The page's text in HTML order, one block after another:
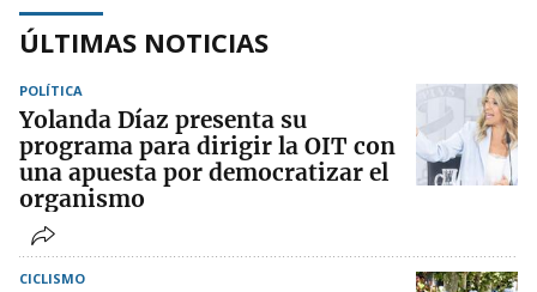
ÚLTIMAS NOTICIAS
POLÍTICA
Yolanda Díaz presenta su
programa para dirigir la OIT con
una apuesta por democratizar el
organismo
CICLISMO